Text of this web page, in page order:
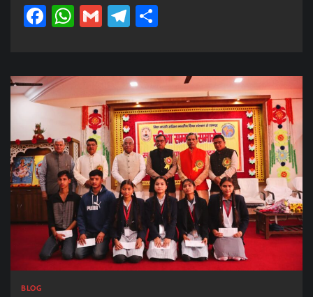
Facebook
WhatsApp
GmailTelegram
BLOG